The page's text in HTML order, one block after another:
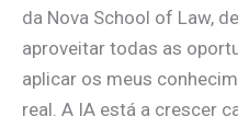
da Nova School of Law,
aproveitar todas as
aplicar os meus
real. A IA está a crescer